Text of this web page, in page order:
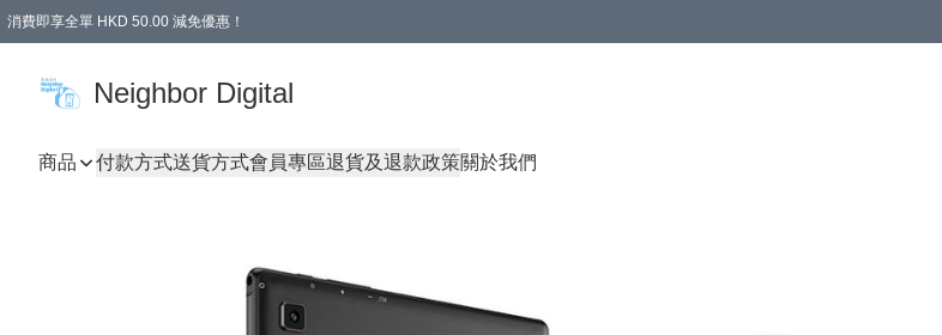
消費即享全單 HKD 50.00 減免優惠！
Neighbor Digital
商品 付款方式送貨方式會員專區退貨及退款政策關於我們